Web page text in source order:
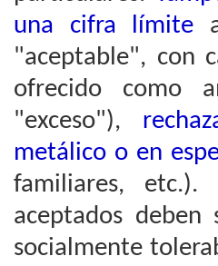
una cifra límite
"aceptable", con
ofrecido como
"exceso"),
metálico o en
familiares,
aceptados
socialmente